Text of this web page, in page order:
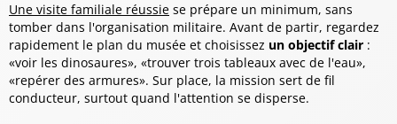
Une visite familiale réussie se prépare un minimum, sans
tomber dans l'organisation militaire. Avant de partir, regardez
rapidement le plan du musée et choisissez un objectif clair :
«voir les dinosaures», «trouver trois tableaux avec de l'eau»,
«repérer des armures». Sur place, la mission sert de fil
conducteur, surtout quand l'attention se disperse.